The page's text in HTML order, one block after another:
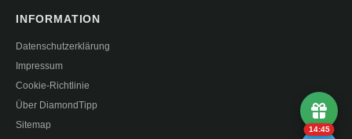
INFORMATION
Datenschutzerklärung
Impressum
Cookie-Richtlinie
Über DiamondTipp
Sitemap
14:44